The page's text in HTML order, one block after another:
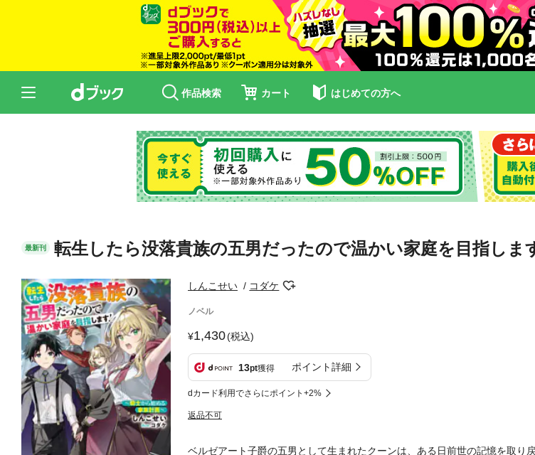
作品検索 カート はじめての方へ
最新刊 転生したら没落貴族の五男だったので温かい家庭を目指し
しんこせい コダケ
ノベル
1,430(税込)
13pt獲得 ポイント詳細
dカード利用でさらにポイント+2%
返品不可
ベルゼアート子爵の五男として生まれたクーンは、ある日前世の記憶を取り